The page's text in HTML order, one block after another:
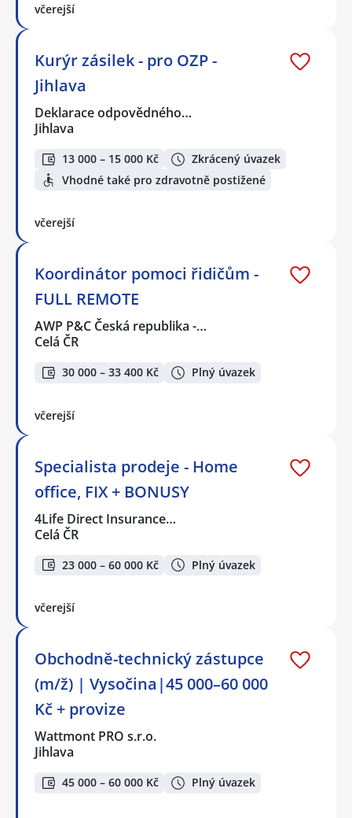
včerejší
Kurýr zásilek - pro OZP -
Jihlava
Deklarace odpovědného…
Jihlava
13 000 – 15 000 Kč
Zkrácený úvazek
Vhodné také pro zdravotně postižené
včerejší
Koordinátor pomoci řidičům -
FULL REMOTE
AWP P&C Česká republika -…
Celá ČR
30 000 – 33 400 Kč Plný úvazek
včerejší
Specialista prodeje - Home
office, FIX + BONUSY
4Life Direct Insurance…
Celá ČR
23 000 – 60 000 Kč Plný úvazek
včerejší
Obchodně-technický zástupce
(m/ž) | Vysočina|45 000–60 000
Kč + provize
Wattmont PRO s.r.o.
Jihlava
45 000 – 60 000 Kč Plný úvazek